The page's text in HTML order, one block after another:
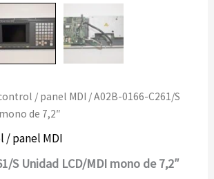
/ panel MDI / A02B-0166-C261/S
de 7,2″
/ panel MDI
S Unidad LCD/MDI mono de 7,2″